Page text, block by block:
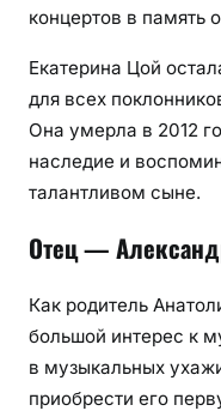
концертов в память
Екатерина Цой
для всех
Она умерла в 2012
наследие и
талантливом сыне.
Отец —
Как родитель
большой интерес к
в музыкальных
приобрести его